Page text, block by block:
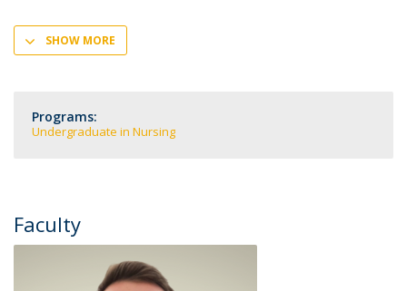
SHOW MORE
Programs:
Undergraduate in Nursing
Faculty